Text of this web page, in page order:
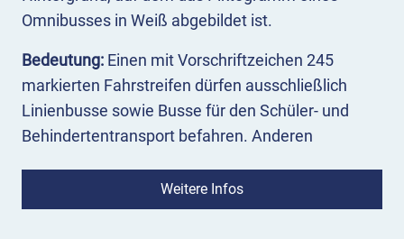
Omnibusses in Weiß abgebildet ist.
Bedeutung: Einen mit Vorschriftzeichen 245
markierten Fahrstreifen dürfen ausschließlich
Linienbusse sowie Busse für den Schüler- und
Behindertentransport befahren. Anderen
Das Zeichen 245 markiert Fahrstreifen,
Weitere Infos